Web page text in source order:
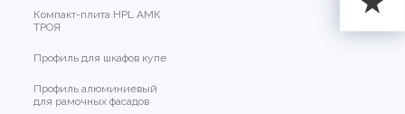
Компакт-плита HPL АМК
ТРОЯ
Профиль для шкафов купе
Профиль алюминиевый
для рамочных фасадов